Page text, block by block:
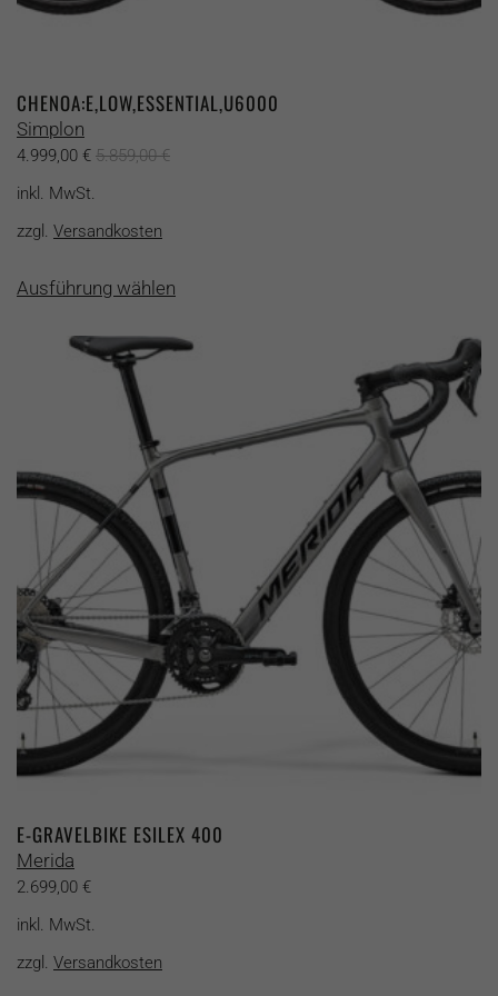
CHENOA:E,LOW,ESSENTIAL,U6000
Simplon
4.999,00 € 5.859,00€
inkl. MwSt.
zzgl. Versandkosten
Ausführung wählenProdukt
mehrere
Optionen
auf
der
Produktseite
gewählt
werden
E-GRAVELBIKE ESILEX 400
Merida
2.699,00 €
inkl. MwSt.
zzgl. Versandkosten